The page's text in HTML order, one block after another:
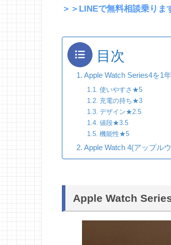
＞＞LINEで無料相談乗りま
目次
Apple Watch Series4を1
使いやすさ★5
充電の持ち★3
デザイン★2.5
値段★3.5
機能性★5
Apple Watch 4(アップル
Apple Watch